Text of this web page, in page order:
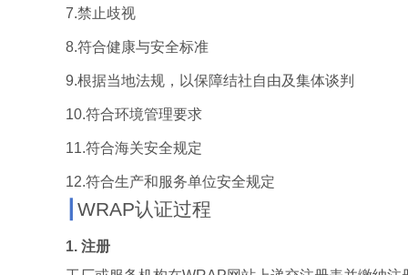
7.禁止歧视
8.符合健康与安全标准
9.根据当地法规，以保障结社自由及集体谈判
10.符合环境管理要求
11.符合海关安全规定
12.符合生产和服务单位安全规定
WRAP认证过程
1. 注册